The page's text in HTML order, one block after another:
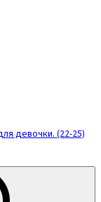
девочки. (22-25)